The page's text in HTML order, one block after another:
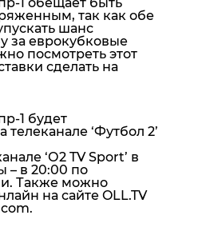
так как обе
шанс
за еврокубковые
посмотреть этот
сделать на
1 будет
телеканале ‘Футбол 2’
‘О2 TV Sport’ в
– в 20:00 по
Также можно
на сайте OLL.TV